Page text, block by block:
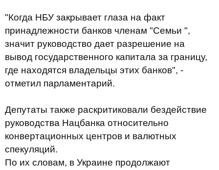
"Когда НБУ закрывает глаза на факт
принадлежности банков членам "Семьи ",
значит руководство дает разрешение на
вывод государственного капитала за границу,
где находятся владельцы этих банков", -
отметил парламентарий.
Депутаты также раскритиковали бездействие
руководства Нацбанка относительно
конвертационных центров и валютных
спекуляций.
По их словам, в Украине продолжают